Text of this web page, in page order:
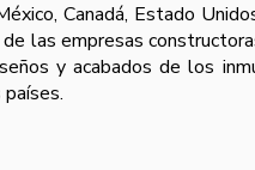
Canadá, Estado
las empresas
y acabados de los